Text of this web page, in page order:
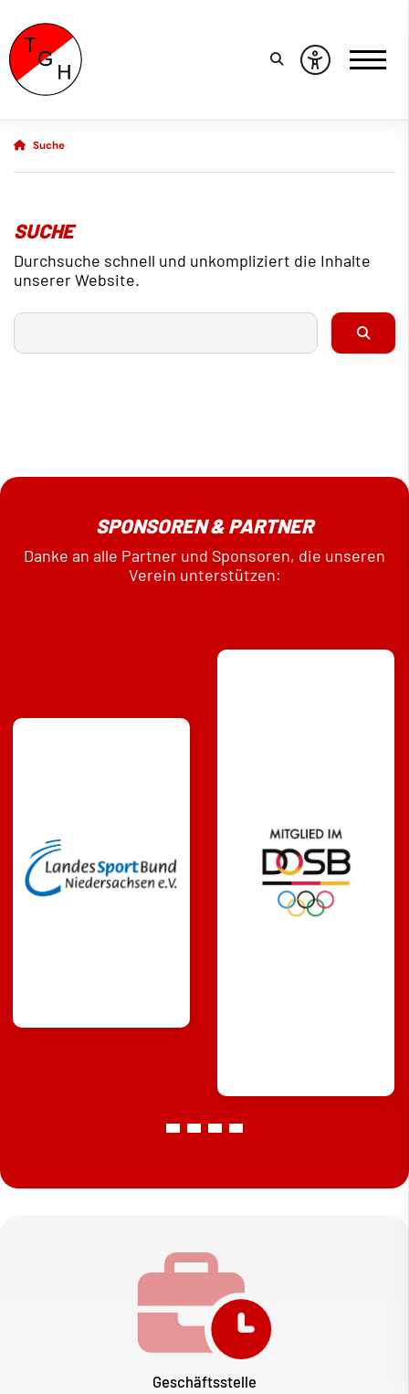
Suche
SUCHE
Durchsuche schnell und unkompliziert die Inhalte
unserer Website.
Ich suche nach ...
SPONSOREN & PARTNER
Danke an alle Partner und Sponsoren, die unseren
Verein unterstützen:
Geschäftsstelle